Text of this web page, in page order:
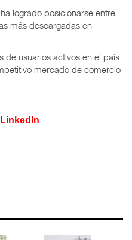
logrado posicionarse entre
más descargadas en
de usuarios activos en el país
mercado de comercio
LinkedIn